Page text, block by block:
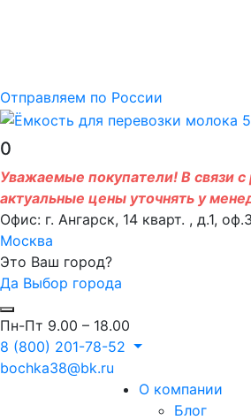
Отправляем по России
0
Уважаемые покупатели! В связи с
актуальные цены уточнять у
Офис: г. Ангарск, 14 кварт. , д.1,
Москва
Это Ваш город?
Да Выбор города
Пн-Пт 9.00 – 18.00
8 (800) 201-78-52
bochka38@bk.ru
О компании
Блог